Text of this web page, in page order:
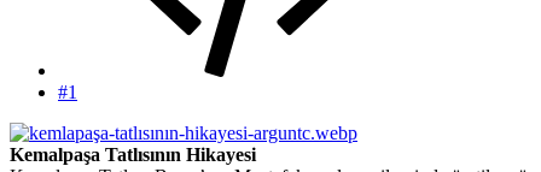
#1
Kemalpaşa Tatlısının Hikayesi